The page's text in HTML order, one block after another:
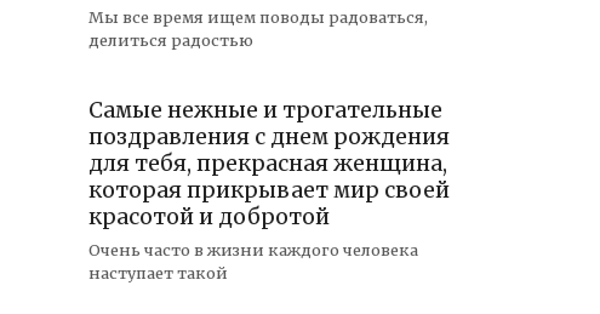
Мы все время ищем поводы радоваться,
делиться радостью
Самые нежные и трогательные
поздравления с днем рождения
для тебя, прекрасная женщина,
которая прикрывает мир своей
красотой и добротой
Очень часто в жизни каждого человека
наступает такой